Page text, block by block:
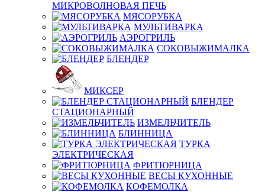
МИКРОВОЛНОВАЯ ПЕЧЬ
МЯСОРУБКА
МУЛЬТИВАРКА
АЭРОГРИЛЬ
СОКОВЫЖИМАЛКА
БЛЕНДЕР
МИКСЕР
БЛЕНДЕР
СТАЦИОНАРНЫЙ
ИЗМЕЛЬЧИТЕЛЬ
БЛИННИЦА
ТУРКА
ЭЛЕКТРИЧЕСКАЯ
ФРИТЮРНИЦА
ВЕСЫ КУХОННЫЕ
КОФЕМОЛКА